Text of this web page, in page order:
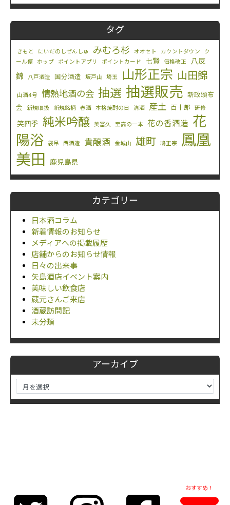
タグ
きもと にいだのしぜんしゅ みむろ杉 オオセト カウントダウン
ク
ール便
ホップ ポイントアプリ ポイントカード 七賢 価格改正
八反
錦
八戸酒造 国分酒造 坂戸山 埼玉 山形正宗 山田錦
山酒4号 情熱地酒の会 抽選 抽選販売 新政頒布
会
新規取扱 新規銘柄 春酒 本格焼酎の日 清酒 産土 百十郎 研修
笑四季 純米吟醸 美冨久 至高の一本 花の香酒造 花
陽浴
袋吊 西酒造 貴醸酒 金城山 雄町 鳩正宗
鳳凰
美田
鹿児島県
カテゴリー
日本酒コラム
新着情報のお知らせ
メディアへの掲載履歴
店舗からのお知らせ情報
日々の出来事
矢島酒店イベント案内
美味しい飲食店
蔵元さんご来店
酒蔵訪問記
未分類
アーカイブ
おすすめ！